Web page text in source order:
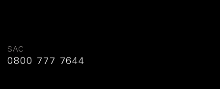
SAC
0800 777 7644